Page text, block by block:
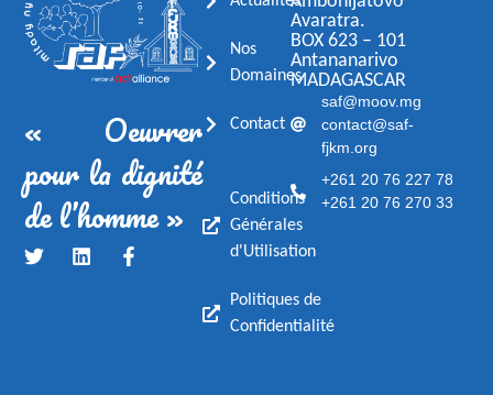
« Oeuvrer
pour la dignité
de l’homme »
Nos
Domaines
Contact
Conditions
Générales
d'Utilisation
Politiques de
Confidentialité
Avaratra.
BOX 623 – 101
Antananarivo
MADAGASCAR
saf@moov.mg
contact@saf-
fjkm.org
+261 20 76 227 78
+261 20 76 270 33